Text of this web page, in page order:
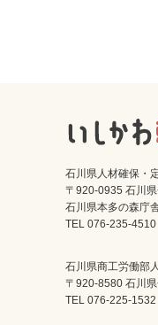
石川県人材確保・
〒920-0935 石川
石川県本多の森庁
TEL 076-235-4510
石川県商工労働部
〒920-8580 石川
TEL 076-225-1532